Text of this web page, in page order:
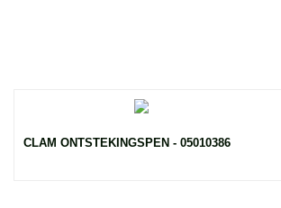
CLAM ONTSTEKINGSPEN - 05010386